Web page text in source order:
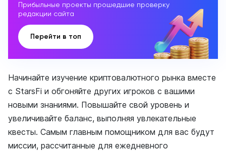
Прибыльные проекты прошедшие проверку
редакции сайта
Перейти в топ
Начинайте изучение криптовалютного рынка вместе
с StarsFi и обгоняйте других игроков с вашими
новыми знаниями. Повышайте свой уровень и
увеличивайте баланс, выполняя увлекательные
квесты. Самым главным помощником для вас будут
миссии, рассчитанные для ежедневного